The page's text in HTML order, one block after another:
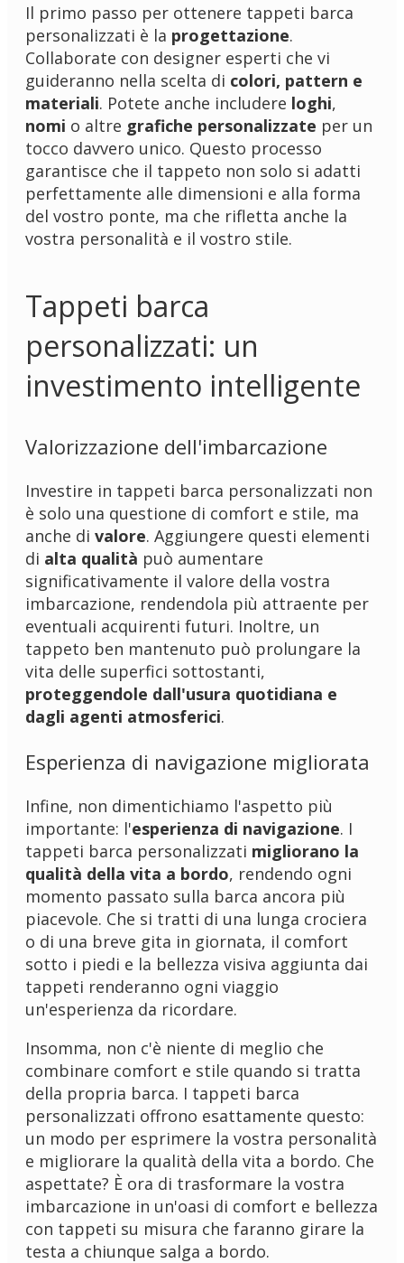
Il primo passo per ottenere tappeti barca
personalizzati è la progettazione.
Collaborate con designer esperti che vi
guideranno nella scelta di colori, pattern e
materiali. Potete anche includere loghi,
nomi o altre grafiche personalizzate per un
tocco davvero unico. Questo processo
garantisce che il tappeto non solo si adatti
perfettamente alle dimensioni e alla forma
del vostro ponte, ma che rifletta anche la
vostra personalità e il vostro stile.
Tappeti barca
personalizzati: un
investimento intelligente
Valorizzazione dell'imbarcazione
Investire in tappeti barca personalizzati non
è solo una questione di comfort e stile, ma
anche di valore. Aggiungere questi elementi
di alta qualità può aumentare
significativamente il valore della vostra
imbarcazione, rendendola più attraente per
eventuali acquirenti futuri. Inoltre, un
tappeto ben mantenuto può prolungare la
vita delle superfici sottostanti,
proteggendole dall'usura quotidiana e
dagli agenti atmosferici.
Esperienza di navigazione migliorata
Infine, non dimentichiamo l'aspetto più
importante: l'esperienza di navigazione. I
tappeti barca personalizzati migliorano la
qualità della vita a bordo, rendendo ogni
momento passato sulla barca ancora più
piacevole. Che si tratti di una lunga crociera
o di una breve gita in giornata, il comfort
sotto i piedi e la bellezza visiva aggiunta dai
tappeti renderanno ogni viaggio
un'esperienza da ricordare.
Insomma, non c'è niente di meglio che
combinare comfort e stile quando si tratta
della propria barca. I tappeti barca
personalizzati offrono esattamente questo:
un modo per esprimere la vostra personalità
e migliorare la qualità della vita a bordo. Che
aspettate? È ora di trasformare la vostra
imbarcazione in un'oasi di comfort e bellezza
con tappeti su misura che faranno girare la
testa a chiunque salga a bordo.